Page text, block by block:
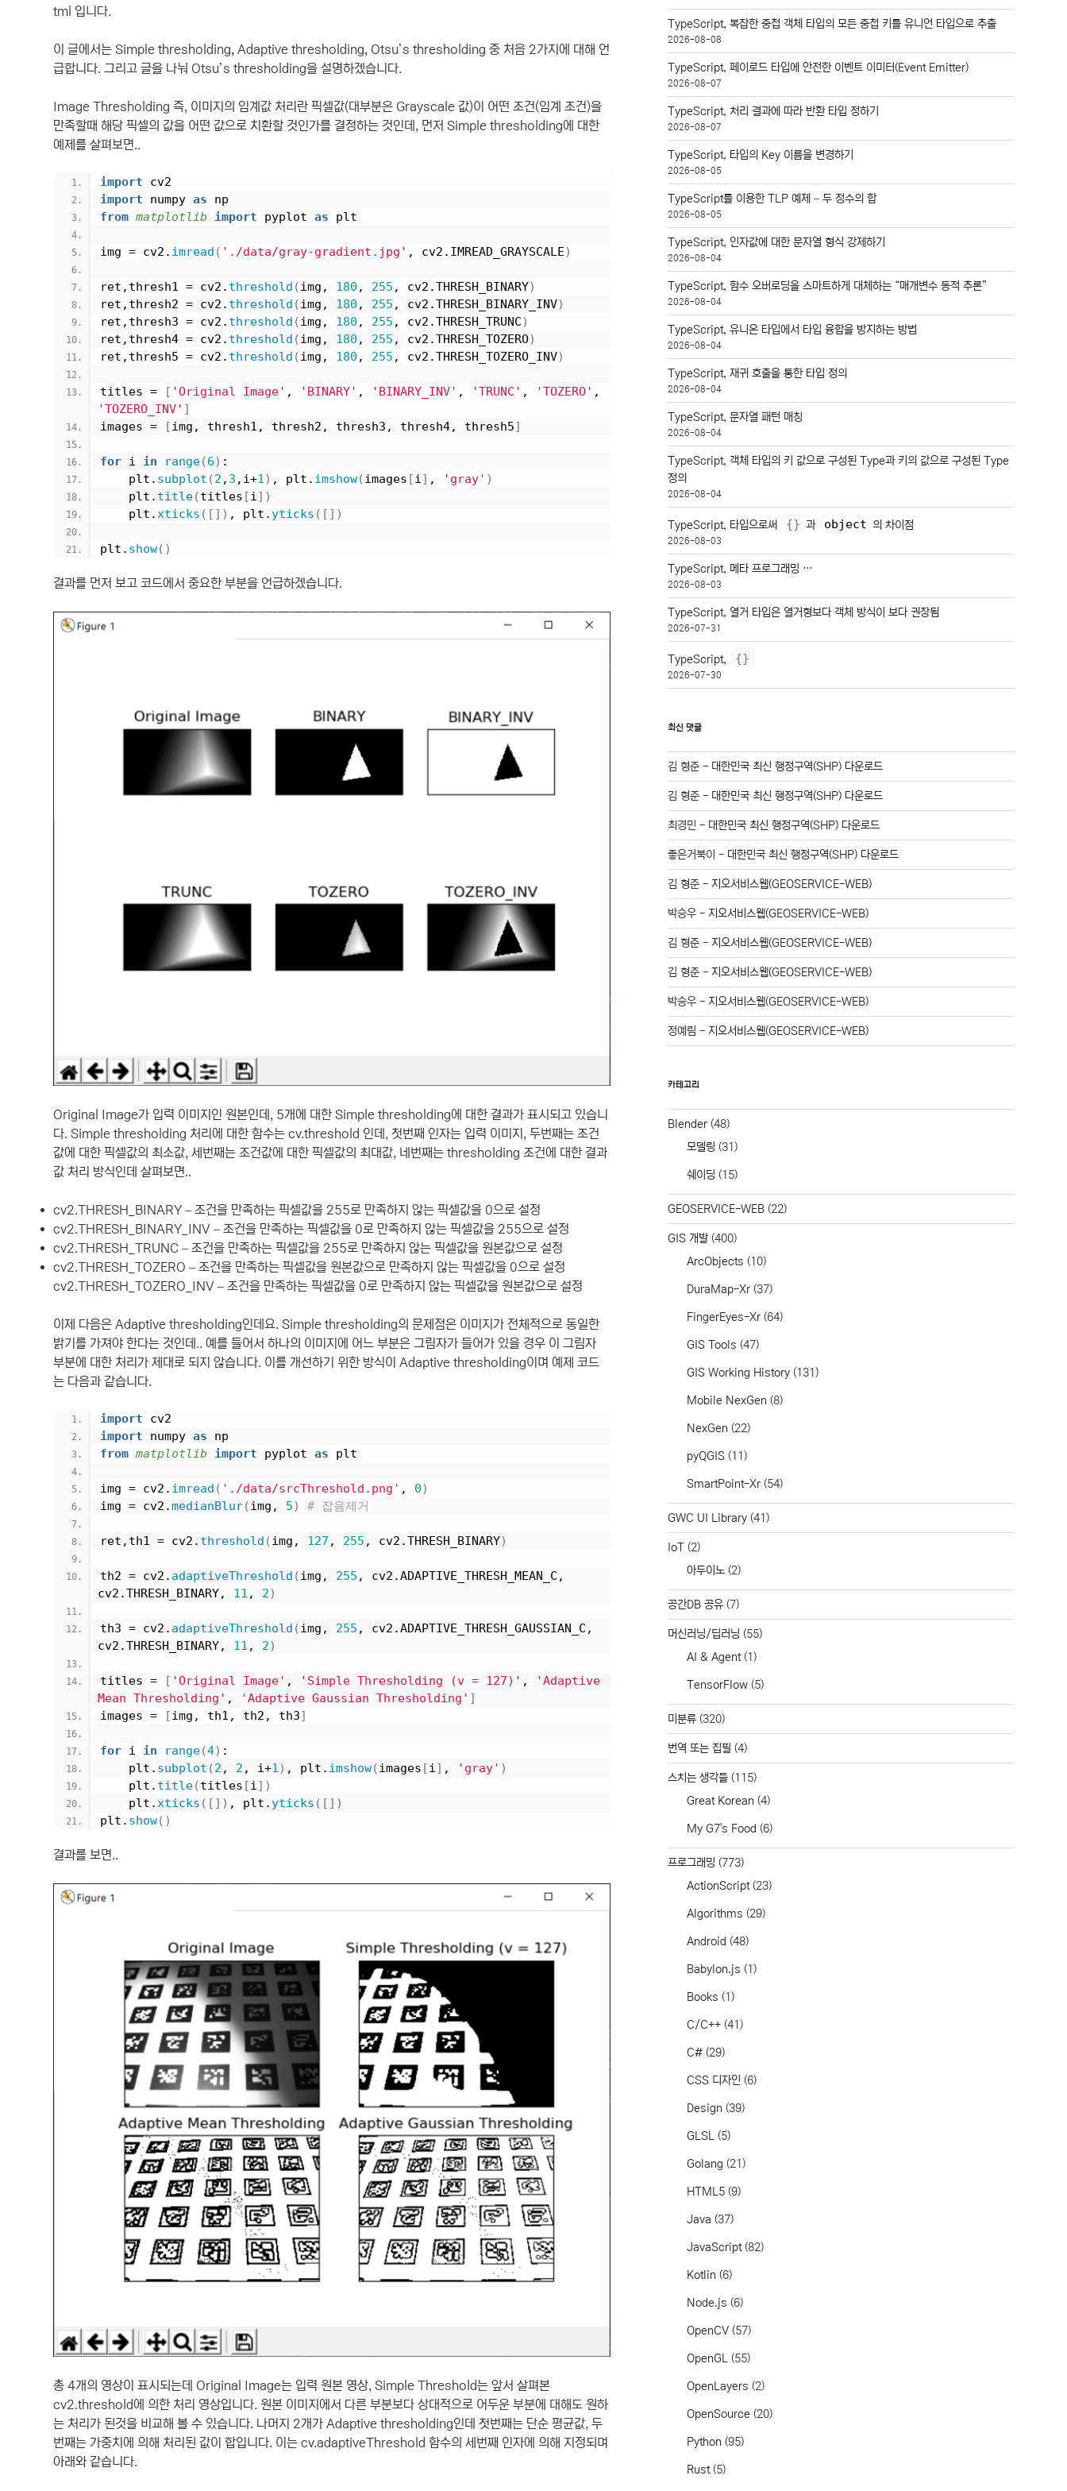
tml 입니다.
이 글에서는 Simple thresholding, Adaptive thresholding, Otsu’s thresholding 중 처음 2가지에 대해 언
급합니다. 그리고 글을 나눠 Otsu’s thresholding을 설명하겠습니다.
Image Thresholding 즉, 이미지의 임계값 처리란 픽셀값(대부분은 Grayscale 값)이 어떤 조건(임계 조건)을
만족할때 해당 픽셀의 값을 어떤 값으로 치환할 것인가를 결정하는 것인데, 먼저 Simple thresholding에 대한
예제를 살펴보면..
import cv2
import numpy as np
from matplotlib import pyplot as plt
img = cv2. imread ( './data/gray-gradient.jpg' , cv2.IMREAD_GRAYSCALE)
ret,thresh1 = cv2. threshold (img, 180 , 255 , cv2.THRESH_BINARY)
ret,thresh2 = cv2. threshold (img, 180 , 255 , cv2.THRESH_BINARY_INV)
ret,thresh3 = cv2. threshold (img, 180 , 255 , cv2.THRESH_TRUNC)
ret,thresh4 = cv2. threshold (img, 180 , 255 , cv2.THRESH_TOZERO)
ret,thresh5 = cv2. threshold (img, 180 , 255 , cv2.THRESH_TOZERO_INV)
titles = [ 'Original Image' , 'BINARY' , 'BINARY_INV' , 'TRUNC' , 'TOZERO'
'TOZERO_INV' ]
images =
[img, thresh1, thresh2, thresh3, thresh4, thresh5]
for i in range(6) :
    plt.
subplot (2 , 3 ,i+1) , plt. imshow(images [i] , 'gray' )
    plt.
title(titles [i])
    plt.
xticks ([]) , plt. yticks ([])
plt. show()
결과를 먼저 보고 코드에서 중요한 부분을 언급하겠습니다.
Original Image가 입력 이미지인 원본인데, 5개에 대한 Simple thresholding에 대한 결과가 표시되고 있습니
다. Simple thresholding 처리에 대한 함수는 cv.threshold 인데, 첫번째 인자는 입력 이미지, 두번째는 조건
값에 대한 픽셀값의 최소값, 세번째는 조건값에 대한 픽셀값의 최대값, 네번째는 thresholding 조건에 대한 결과
값 처리 방식인데 살펴보면..
cv2.THRESH_BINARY – 조건을 만족하는 픽셀값을 255로 만족하지 않는 픽셀값을 0으로 설정
cv2.THRESH_BINARY_INV – 조건을 만족하는 픽셀값을 0로 만족하지 않는 픽셀값을 255으로 설정
cv2.THRESH_TRUNC – 조건을 만족하는 픽셀값을 255로 만족하지 않는 픽셀값을 원본값으로 설정
cv2.THRESH_TOZERO – 조건을 만족하는 픽셀값을 원본값으로 만족하지 않는 픽셀값을 0으로 설정
cv2.THRESH_TOZERO_INV – 조건을 만족하는 픽셀값을 0로 만족하지 않는 픽셀값을 원본값으로 설정
이제 다음은 Adaptive thresholding인데요. Simple thresholding의 문제점은 이미지가 전체적으로 동일한
밝기를 가져야 한다는 것인데.. 예를 들어서 하나의 이미지에 어느 부분은 그림자가 들어가 있을 경우 이 그림자
부분에 대한 처리가 제대로 되지 않습니다. 이를 개선하기 위한 방식이 Adaptive thresholding이며 예제 코드
는 다음과 같습니다.
import cv2
import numpy as np
from matplotlib import pyplot as plt
img = cv2. imread ( './data/srcThreshold.png' , 0)
img = cv2.medianBlur(img, 5) # 잡음제거
ret,th1 = cv2. threshold (img, 127 , 255 , cv2.THRESH_BINARY)
th2 = cv2. adaptiveThreshold (img, 255 , cv2.ADAPTIVE_THRESH_MEAN_C,
cv2.THRESH_BINARY, 11 , 2)
th3 = cv2. adaptiveThreshold (img, 255 , cv2.ADAPTIVE_THRESH_GAUSSIAN_C,
cv2.THRESH_BINARY, 11 , 2)
titles = [ 'Original Image' , 'Simple Thresholding (v = 127)' ,
'Adaptive
Mean Thresholding' , 'Adaptive Gaussian Thresholding' ]
images =
[img, th1, th2, th3]
for i in range(4) :
    plt.
subplot (2 , 2 , i+1) , plt. imshow(images [i] , 'gray' )
    plt.
title(titles [i])
    plt.
xticks ([]) , plt. yticks ([])
plt. show()
결과를 보면..
총 4개의 영상이 표시되는데 Original Image는 입력 원본 영상, Simple Threshold는 앞서 살펴본
cv2.threshold에 의한 처리 영상입니다. 원본 이미지에서 다른 부분보다 상대적으로 어두운 부분에 대해도 원하
는 처리가 된것을 비교해 볼 수 있습니다. 나머지 2개가 Adaptive thresholding인데 첫번째는 단순 평균값, 두
번째는 가중치에 의해 처리된 값이 합입니다. 이는 cv.adaptiveThreshold 함수의 세번째 인자에 의해 지정되며
아래와 같습니다.
TypeScript, 복잡한 중첩 객체 타입의 모든 중첩 키를 유니언 타입으로 추출
2026-08-08
TypeScript, 페이로드 타입에 안전한 이벤트 이미터(Event Emitter)
2026-08-07
TypeScript, 처리 결과에 따라 반환 타입 정하기
2026-08-07
TypeScript, 타입의 Key 이름을 변경하기
2026-08-05
TypeScript를 이용한 TLP 예제 – 두 정수의 합
2026-08-05
TypeScript, 인자값에 대한 문자열 형식 강제하기
2026-08-04
TypeScript, 함수 오버로딩을 스마트하게 대체하는 “매개변수 동적 추론”
2026-08-04
TypeScript, 유니온 타입에서 타입 융합을 방지하는 방법
2026-08-04
TypeScript, 재귀 호출을 통한 타입 정의
2026-08-04
TypeScript, 문자열 패턴 매칭
2026-08-04
TypeScript, 객체 타입의 키 값으로 구성된 Type과 키의 값으로 구성된 Type
정의
2026-08-04
TypeScript, 타입으로써 {} 과 object 의 차이점
2026-08-03
TypeScript, 메타 프로그래밍 …
2026-08-03
TypeScript, 열거 타입은 열거형보다 객체 방식이 보다 권장됨
2026-07-31
TypeScript, {}
2026-07-30
최신 댓글
김 형준 - 대한민국 최신 행정구역(SHP) 다운로드
김 형준 - 대한민국 최신 행정구역(SHP) 다운로드
최경민 - 대한민국 최신 행정구역(SHP) 다운로드
좋은거북이 - 대한민국 최신 행정구역(SHP) 다운로드
김 형준 -지오서비스웹(GEOSERVICE-WEB)
박승우 -지오서비스웹(GEOSERVICE-WEB)
김 형준 -지오서비스웹(GEOSERVICE-WEB)
김 형준 -지오서비스웹(GEOSERVICE-WEB)
박승우 -지오서비스웹(GEOSERVICE-WEB)
정예림 -지오서비스웹(GEOSERVICE-WEB)
카테고리
Blender (48)
모델링 (31)
쉐이딩 (15)
GEOSERVICE-WEB (22)
GIS 개발 (400)
ArcObjects (10)
DuraMap-Xr (37)
FingerEyes-Xr (64)
GIS Tools (47)
GIS Working History (131)
Mobile NexGen (8)
NexGen (22)
pyQGIS (11)
SmartPoint-Xr (54)
GWC UI Library (41)
IoT (2)
아두이노 (2)
공간DB 공유 (7)
머신러닝/딥러닝 (55)
AI & Agent(1)
TensorFlow (5)
미분류 (320)
번역 또는 집필 (4)
스치는 생각들 (115)
Great Korean (4)
My G7's Food (6)
프로그래밍 (773)
ActionScript(23)
Algorithms (29)
Android (48)
Babylon.js (1)
Books (1)
C/C++ (41)
C# (29)
CSS 디자인 (6)
Design (39)
GLSL (5)
Golang (21)
HTML5 (9)
Java (37)
JavaScript(82)
Kotlin (6)
Node.js (6)
OpenCV (57)
OpenGL (55)
OpenLayers (2)
OpenSource (20)
Python (95)
Rust(5)